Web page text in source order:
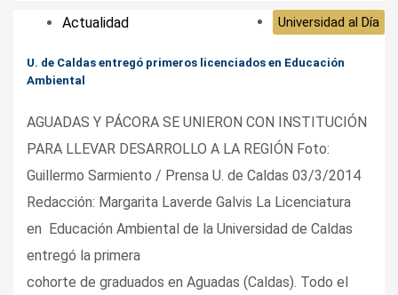
Actualidad
Universidad al Día
U. de Caldas entregó primeros licenciados en Educación
Ambiental
AGUADAS Y PÁCORA SE UNIERON CON INSTITUCIÓN
PARA LLEVAR DESARROLLO A LA REGIÓN Foto:
Guillermo Sarmiento / Prensa U. de Caldas 03/3/2014
Redacción: Margarita Laverde Galvis La Licenciatura
en Educación Ambiental de la Universidad de Caldas
entregó la primera
cohorte de graduados en Aguadas (Caldas). Todo el